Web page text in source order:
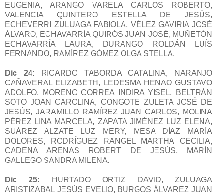
EUGENIA, ARANGO VARELA CARLOS ROBERTO,
VALENCIA QUINTERO ESTELLA DE JESÚS,
ECHEVERRI ZULUAGA FABIOLA, VÉLEZ GAVIRIA JOSÉ
ÁLVARO, ECHAVARRÍA QUIRÓS JUAN JOSÉ, MUÑETÓN
ECHAVARRÍA LAURA, DURANGO ROLDÁN LUÍS
FERNANDO, RAMÍREZ GÓMEZ OLGA STELLA.
Dic 24: RICARDO TABORDA CATALINA, NARANJO
CAÑAVERAL ELIZABETH, LEDESMA HENAO GUSTAVO
ADOLFO, MORENO CORREA INDIRA YISEL, BELTRÁN
SOTO JOAN CAROLINA, CONGOTE ZULETA JOSÉ DE
JESÚS, JARAMILLO RAMÍREZ JUAN CARLOS, MOLINA
PÉREZ LINA MARCELA, ZAPATA JIMÉNEZ LUZ ELENA,
SUÁREZ ALZATE LUZ MERY, MESA DÍAZ MARÍA
DOLORES, RODRÍGUEZ RANGEL MARTHA CECILIA,
CADENA ARENAS ROBERT DE JESÚS, MARÍN
GALLEGO SANDRA MILENA.
Dic 25: HURTADO ORTIZ DAVID, ZULUAGA
ARISTIZABAL JESÚS EVELIO, BURGOS ÁLVAREZ JUAN